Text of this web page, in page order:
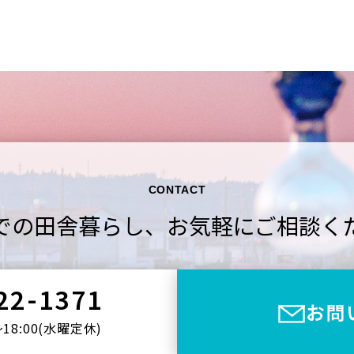
CONTACT
の田舎暮らし、 お気軽にご相談く
1371
⽔曜定休)
お問